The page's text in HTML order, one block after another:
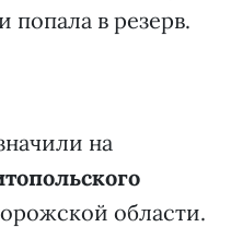
попала в резерв.
на
области.